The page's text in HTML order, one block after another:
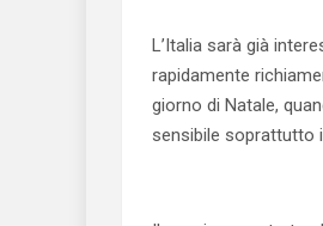
L’Italia sarà già
rapidamente
giorno di Natale,
sensibile soprattutto